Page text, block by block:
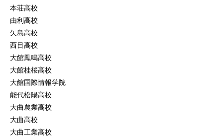
本荘高校
由利高校
矢島高校
西目高校
大館鳳鳴高校
大館桂桜高校
大館国際情報学院
能代松陽高校
大曲農業高校
大曲高校
大曲工業高校